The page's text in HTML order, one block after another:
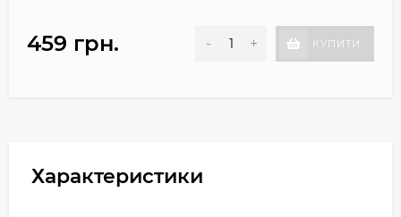
459 грн. - + КУПИТИ
Характеристики